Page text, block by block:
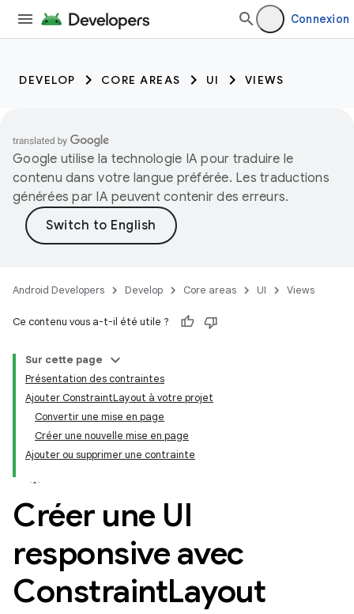
Connexion
DEVELOP CORE AREAS UI VIEWS
Google utilise la technologie IA pour traduire le
contenu dans votre langue préférée. Les traductions
générées par IA peuvent contenir des erreurs.
Android Developers Develop Core areas UI Views
Ce contenu vous a-t-il été utile ?
Sur cette page
Présentation des contraintes
Ajouter ConstraintLayout à votre projet
Convertir une mise en page
Créer une nouvelle mise en page
Ajouter ou supprimer une contrainte
Créer une UI
responsive avec
ConstraintLayout